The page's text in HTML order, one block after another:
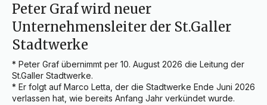
Peter Graf wird neuer
Unternehmensleiter der St.Galler
Stadtwerke
* Peter Graf übernimmt per 10. August 2026 die Leitung der
St.Galler Stadtwerke.
* Er folgt auf Marco Letta, der die Stadtwerke Ende Juni 2026
verlassen hat, wie bereits Anfang Jahr verkündet wurde.